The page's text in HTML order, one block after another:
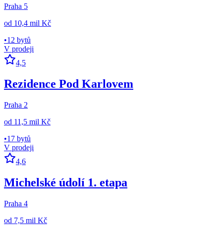
Praha 5
od 10,4 mil Kč
•12 bytů
V prodeji
4,5
Rezidence Pod Karlovem
Praha 2
od 11,5 mil Kč
•17 bytů
V prodeji
4,6
Michelské údolí 1. etapa
Praha 4
od 7,5 mil Kč